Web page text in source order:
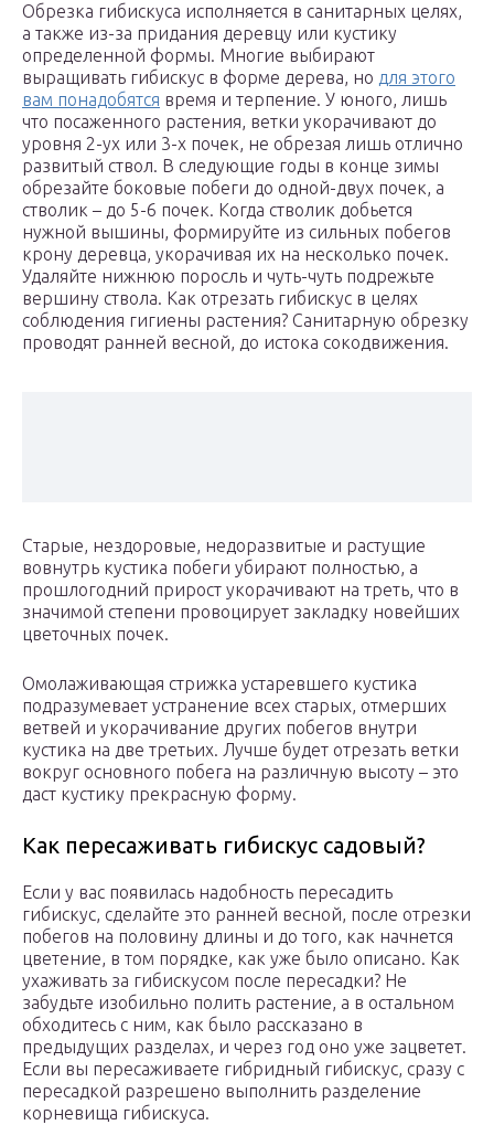
Обрезка гибискуса исполняется в санитарных целях,
а также из-за придания деревцу или кустику
определенной формы. Многие выбирают
выращивать гибискус в форме дерева, но для этого
вам понадобятся время и терпение. У юного, лишь
что посаженного растения, ветки укорачивают до
уровня 2-ух или 3-х почек, не обрезая лишь отлично
развитый ствол. В следующие годы в конце зимы
обрезайте боковые побеги до одной-двух почек, а
стволик – до 5-6 почек. Когда стволик добьется
нужной вышины, формируйте из сильных побегов
крону деревца, укорачивая их на несколько почек.
Удаляйте нижнюю поросль и чуть-чуть подрежьте
вершину ствола. Как отрезать гибискус в целях
соблюдения гигиены растения? Санитарную обрезку
проводят ранней весной, до истока сокодвижения.
Старые, нездоровые, недоразвитые и растущие
вовнутрь кустика побеги убирают полностью, а
прошлогодний прирост укорачивают на треть, что в
значимой степени провоцирует закладку новейших
цветочных почек.
Омолаживающая стрижка устаревшего кустика
подразумевает устранение всех старых, отмерших
ветвей и укорачивание других побегов внутри
кустика на две третьих. Лучше будет отрезать ветки
вокруг основного побега на различную высоту – это
даст кустику прекрасную форму.
Как пересаживать гибискус садовый?
Если у вас появилась надобность пересадить
гибискус, сделайте это ранней весной, после отрезки
побегов на половину длины и до того, как начнется
цветение, в том порядке, как уже было описано. Как
ухаживать за гибискусом после пересадки? Не
забудьте изобильно полить растение, а в остальном
обходитесь с ним, как было рассказано в
предыдущих разделах, и через год оно уже зацветет.
Если вы пересаживаете гибридный гибискус, сразу с
пересадкой разрешено выполнить разделение
корневища гибискуса.